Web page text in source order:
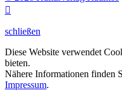

schließen
Diese Website verwendet
bieten.
Nähere Informationen finden
Impressum.